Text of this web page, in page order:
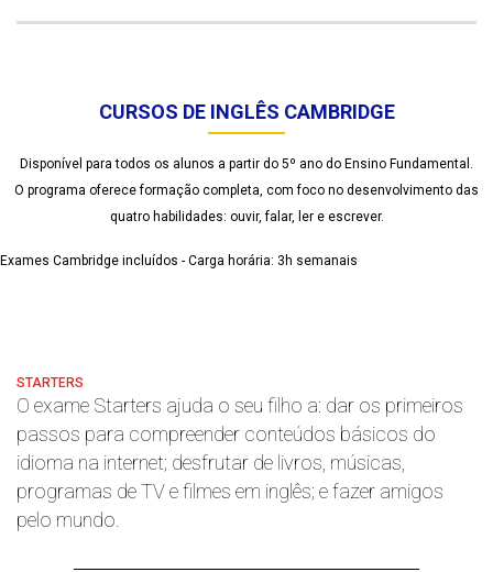
CURSOS DE INGLÊS CAMBRIDGE
Disponível para todos os alunos a partir do 5º ano do Ensino Fundamental.
O programa oferece formação completa, com foco no desenvolvimento das
quatro habilidades: ouvir, falar, ler e escrever.
Exames Cambridge incluídos - Carga horária: 3h semanais
STARTERS
O exame Starters ajuda o seu filho a: dar os primeiros
passos para compreender conteúdos básicos do
idioma na internet; desfrutar de livros, músicas,
programas de TV e filmes em inglês; e fazer amigos
pelo mundo.